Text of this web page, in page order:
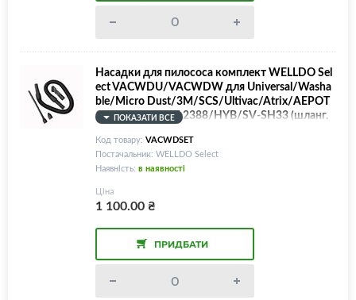
Насадки для пилососа комплект WELLDO Sel
ect VACWDU/VACWDW для Universal/Washa
ble/Micro Dust/3M/SCS/Ultivac/Atrix/АЕРОТ
ОН/Aeroton/АП 2388/HYB/SV-SH33 (шланг,
коротка насадка з щіткою, довга насадка, фор
сунка)
ПОКАЗАТИ ВСЕ
Код товару: VACWDSET
Постачальник: WELLDO Select
Наявність: в наявності
Ціна
1 100.00₴
ПРИДБАТИ